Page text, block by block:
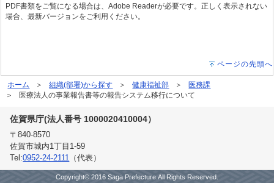
PDF書類をご覧になる場合は、Adobe Readerが必要です。正しく表示されない
場合、最新バージョンをご利用ください。
ページの先頭へ
ホーム 組織(部署)から探す 健康福祉部
医務課
医療法人の事業報告書等の報告システム移行について
佐賀県庁(法人番号 1000020410004）
〒840-8570
佐賀市城内1丁目1-59
Tel:0952-24-2111 （代表）
Copyright© 2016 Saga Prefecture.All Rights Reserved.